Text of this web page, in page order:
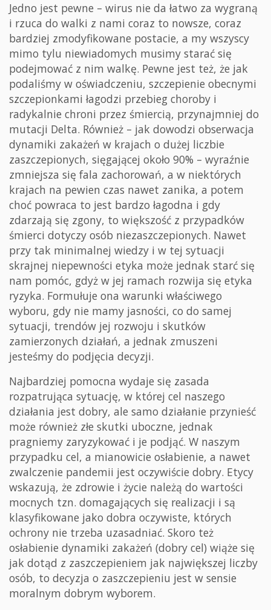
Jedno jest pewne – wirus nie da łatwo za wygraną
i rzuca do walki z nami coraz to nowsze, coraz
bardziej zmodyfikowane postacie, a my wszyscy
mimo tylu niewiadomych musimy starać się
podejmować z nim walkę. Pewne jest też, że jak
podaliśmy w oświadczeniu, szczepienie obecnymi
szczepionkami łagodzi przebieg choroby i
radykalnie chroni przez śmiercią, przynajmniej do
mutacji Delta. Również – jak dowodzi obserwacja
dynamiki zakażeń w krajach o dużej liczbie
zaszczepionych, sięgającej około 90% – wyraźnie
zmniejsza się fala zachorowań, a w niektórych
krajach na pewien czas nawet zanika, a potem
choć powraca to jest bardzo łagodna i gdy
zdarzają się zgony, to większość z przypadków
śmierci dotyczy osób niezaszczepionych. Nawet
przy tak minimalnej wiedzy i w tej sytuacji
skrajnej niepewności etyka może jednak starć się
nam pomóc, gdyż w jej ramach rozwija się etyka
ryzyka. Formułuje ona warunki właściwego
wyboru, gdy nie mamy jasności, co do samej
sytuacji, trendów jej rozwoju i skutków
zamierzonych działań, a jednak zmuszeni
jesteśmy do podjęcia decyzji.
Najbardziej pomocna wydaje się zasada
rozpatrująca sytuację, w której cel naszego
działania jest dobry, ale samo działanie przynieść
może również złe skutki uboczne, jednak
pragniemy zaryzykować i je podjąć. W naszym
przypadku cel, a mianowicie osłabienie, a nawet
zwalczenie pandemii jest oczywiście dobry. Etycy
wskazują, że zdrowie i życie należą do wartości
mocnych tzn. domagających się realizacji i są
klasyfikowane jako dobra oczywiste, których
ochrony nie trzeba uzasadniać. Skoro też
osłabienie dynamiki zakażeń (dobry cel) wiąże się
jak dotąd z zaszczepieniem jak największej liczby
osób, to decyzja o zaszczepieniu jest w sensie
moralnym dobrym wyborem.